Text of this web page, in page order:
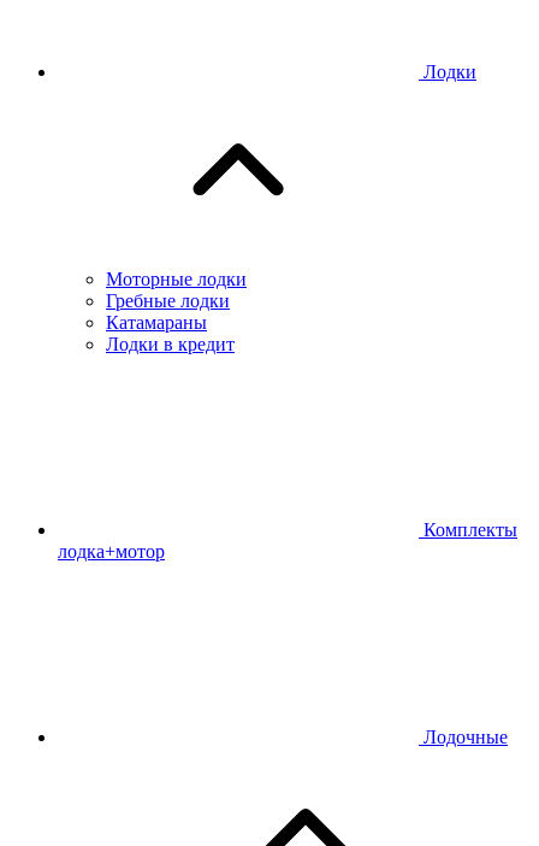
Лодки
Моторные лодки
Гребные лодки
Катамараны
Лодки в кредит
Комплекты
лодка+мотор
Лодочные